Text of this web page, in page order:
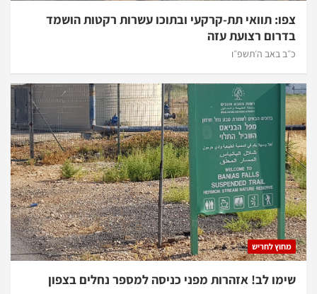
צפו: תוואי תת-קרקעי ובתוכו עשרות רקטות הושמד
בדרום רצועת עזה
כ״ב באב ה׳תשפ״ו
מחוץ לחריש
שימו לב! אזהרות מפני כניסה למספר נחלים בצפון